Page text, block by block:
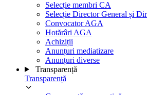
Selecție membri CA
Selecție Director General și
Convocator AGA
Hotărâri AGA
Achiziții
Anunțuri mediatizare
Anunțuri diverse
Transparență
Transparență